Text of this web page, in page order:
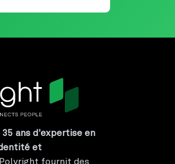
35 ans d'expertise en
et
fournit des